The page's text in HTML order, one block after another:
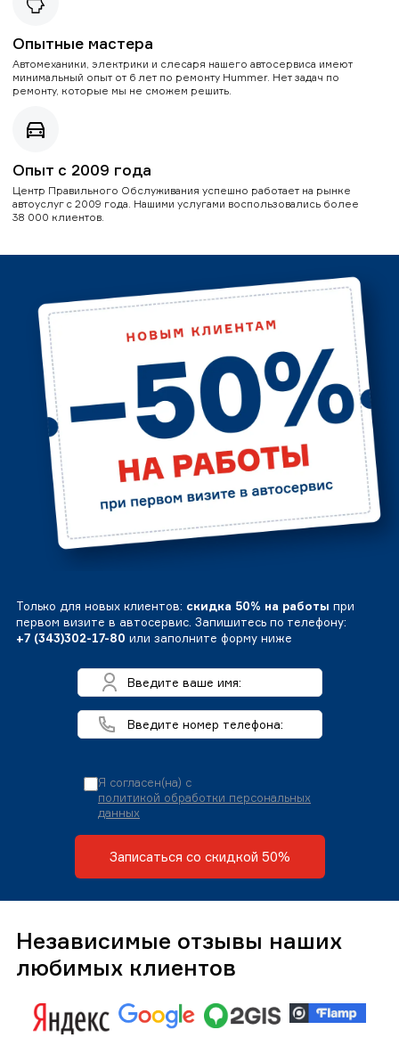
Опытные мастера
Автомеханики, электрики и слесаря нашего автосервиса имеют
минимальный опыт от 6 лет по ремонту Hummer. Нет задач по
ремонту, которые мы не сможем решить.
Опыт с 2009 года
Центр Правильного Обслуживания успешно работает на рынке
автоуслуг с 2009 года. Нашими услугами воспользовались более
38 000 клиентов.
Только для новых клиентов: скидка 50% на работы при
первом визите в автосервис. Запишитесь по телефону:
+7 (343)302-17-80 или заполните форму ниже
Я согласен(на) с
политикой обработки персональных
данных
Записаться со скидкой 50%
Независимые отзывы наших
любимых клиентов